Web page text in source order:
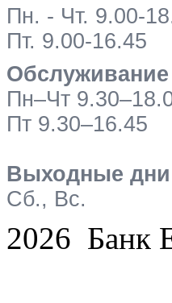
Пн. - Чт. 9.00-
Пт. 9.00-16.45
Пн–Чт
Пт 9.30–16.45
Выходные дни
Сб., Вс.
2026